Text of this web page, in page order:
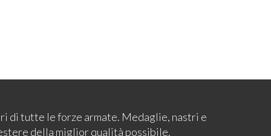
di tutte le forze armate. Medaglie, nastri e
della miglior qualità possibile.